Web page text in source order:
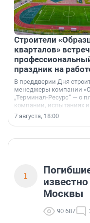
Строители
кварталов»
праздник на
В преддверии Дня
менеджеры компании
„Терминал-Ресурс“ — о
компании, испытаниях
осторожного оптимизма.
7 августа, 18:00
1
Москвы
90 687